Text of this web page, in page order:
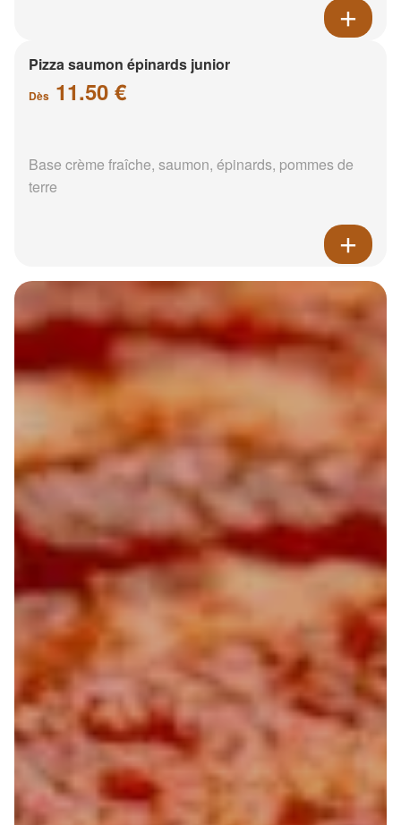
Pizza saumon épinards junior
Dès 11.50 €
Base crème fraîche, saumon, épinards, pommes de
terre